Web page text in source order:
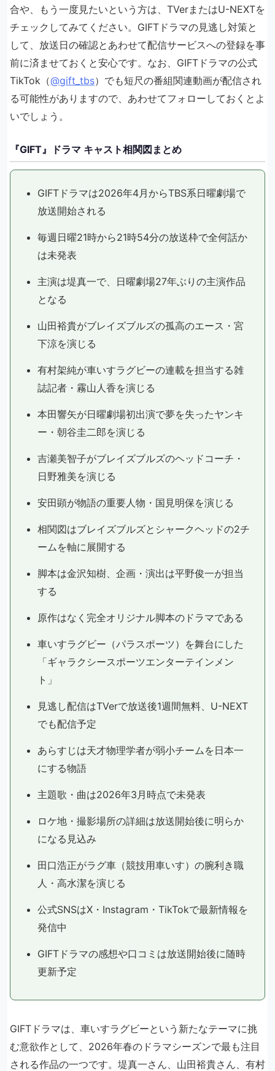
合や、もう一度見たいという方は、TVerまたはU-NEXTを
チェックしてみてください。GIFTドラマの見逃し対策と
して、放送日の確認とあわせて配信サービスへの登録を事
前に済ませておくと安心です。なお、GIFTドラマの公式
TikTok（@gift_tbs）でも短尺の番組関連動画が配信され
る可能性がありますので、あわせてフォローしておくとよ
いでしょう。
『GIFT』ドラマ キャスト相関図まとめ
GIFTドラマは2026年4月からTBS系日曜劇場で
放送開始される
毎週日曜21時から21時54分の放送枠で全何話か
は未発表
主演は堤真一で、日曜劇場27年ぶりの主演作品
となる
山田裕貴がブレイズブルズの孤高のエース・宮
下涼を演じる
有村架純が車いすラグビーの連載を担当する雑
誌記者・霧山人香を演じる
本田響矢が日曜劇場初出演で夢を失ったヤンキ
ー・朝谷圭二郎を演じる
吉瀬美智子がブレイズブルズのヘッドコーチ・
日野雅美を演じる
安田顕が物語の重要人物・国見明保を演じる
相関図はブレイズブルズとシャークヘッドの2チ
ームを軸に展開する
脚本は金沢知樹、企画・演出は平野俊一が担当
する
原作はなく完全オリジナル脚本のドラマである
車いすラグビー（パラスポーツ）を舞台にした
「ギャラクシースポーツエンターテインメン
ト」
見逃し配信はTVerで放送後1週間無料、U-NEXT
でも配信予定
あらすじは天才物理学者が弱小チームを日本一
にする物語
主題歌・曲は2026年3月時点で未発表
ロケ地・撮影場所の詳細は放送開始後に明らか
になる見込み
田口浩正がラグ車（競技用車いす）の腕利き職
人・高水潔を演じる
公式SNSはX・Instagram・TikTokで最新情報を
発信中
GIFTドラマの感想や口コミは放送開始後に随時
更新予定
GIFTドラマは、車いすラグビーという新たなテーマに挑
む意欲作として、2026年春のドラマシーズンで最も注目
される作品の一つです。堤真一さん、山田裕貴さん、有村